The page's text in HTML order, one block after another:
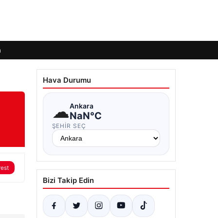
Hava Durumu
☁Ankara
NaN°C
ŞEHIR SEÇ
Bizi Takip Edin